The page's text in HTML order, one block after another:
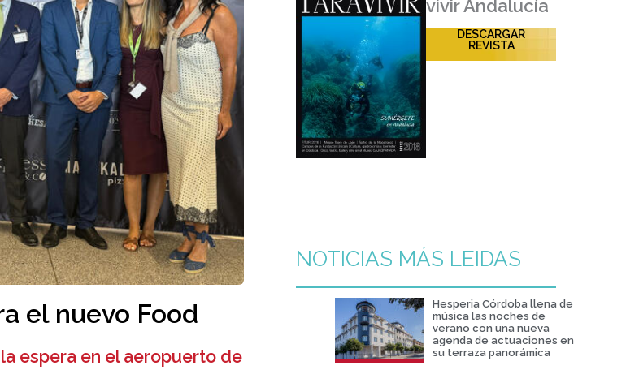
el nuevo Food
espera en el aeropuerto de
vivir Andalucía
DESCARGAR
REVISTA
NOTICIAS MÁS LEIDAS
Hesperia Córdoba llena de
música las noches de
verano con una nueva
agenda de actuaciones en
su terraza panorámica